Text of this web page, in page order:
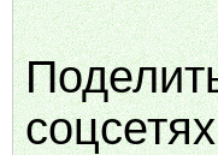
соцсетях